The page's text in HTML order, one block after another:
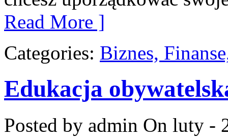
Read More ]
Categories: Biznes,
Edukacja
Posted by admin On luty -